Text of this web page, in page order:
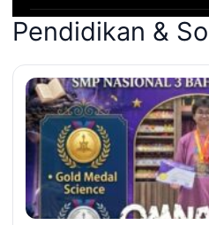
Pendidikan &